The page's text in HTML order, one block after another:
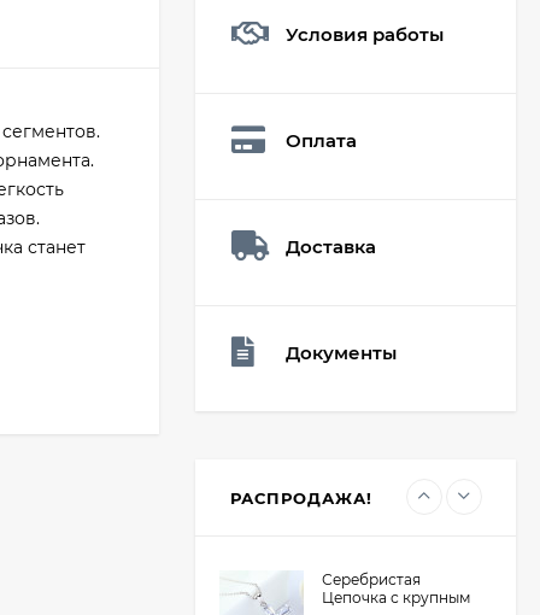
станет
Условия работы
Оплата
Доставка
Документы
РАСПРОДАЖА!
19₽
Мешочек (5*7см)
Серебристая
Цепочка с крупным